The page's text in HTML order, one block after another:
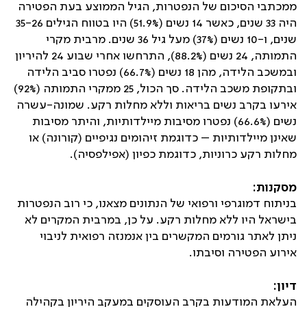
ממכתבי הסיכום של הנפטרות, הגיל הממוצע בעת הפטירה
היה 33 שנים, כאשר 14 נשים (51.9%) היו בטווח הגילים 35-26
שנים, ו-10 נשים (37%) מעל גיל 36 שנים. מרבית מקרי
התמותה, 24 נשים (88.2%), התרחשו אחרי שבוע 24 להיריון
ובמשכב הלידה, מהן 18 נשים (66.7%) נפטרו סביב הלידה
ובתקופת משכב הלידה. סך הכול, 25 ממקרי התמותה (92%)
אירעו בקרב נשים בריאות וללא מחלות רקע. שמונה-עשרה
נשים (66.6%) נפטרו מסיבות מיילדותיות, והיתר מסיבות
שאינן מיילדותיות – כדוגמת זיהומים נגיפיים (קורונה) או
מחלות רקע כרוניות, כדוגמת כפיון (אפילפסיה).
מסקנות:
בניתוח דמוגרפי ורפואי של הנתונים מצאנו, כי רוב הנפטרות
בישראל היו ללא מחלות רקע. על כן, במרבית המקרים לא
ניתן לאתר גורמים המקשרים בין אנמנזה רפואית לניבוי
אירוע הפטירה וסיבתו.
דיון:
העלאת המודעות בקרב העוסקים במעקב היריון בקהילה